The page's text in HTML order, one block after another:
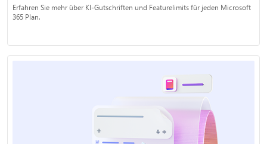
Erfahren Sie mehr über KI-Gutschriften und Featurelimits für jeden Microsoft
365 Plan.